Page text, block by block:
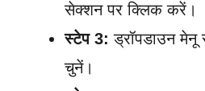
सेक्शन पर क्लिक करें।
स्टेप 3: ड्रॉपडाउन
चुनें।